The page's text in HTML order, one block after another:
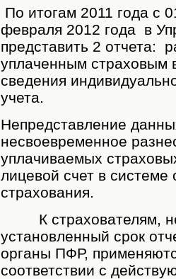
По итогам 2011 года с
февраля 2012 года в
представить 2 отчета:
уплаченным
сведения
учета.
Непредставление
несвоевременное
уплачиваемых
лицевой счет в системе
страхования.
К страхователям,
установленный срок
органы ПФР,
соответствии с